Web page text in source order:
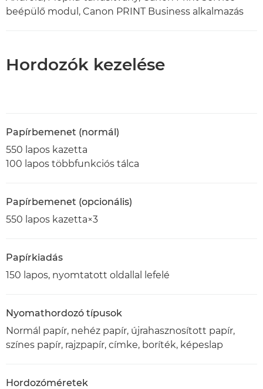
beépülő modul, Canon PRINT Business alkalmazás
Hordozók kezelése
Papírbemenet (normál)
550 lapos kazetta
100 lapos többfunkciós tálca
Papírbemenet (opcionális)
550 lapos kazetta×3
Papírkiadás
150 lapos, nyomtatott oldallal lefelé
Nyomathordozó típusok
Normál papír, nehéz papír, újrahasznosított papír,
színes papír, rajzpapír, címke, boríték, képeslap
Hordozóméretek